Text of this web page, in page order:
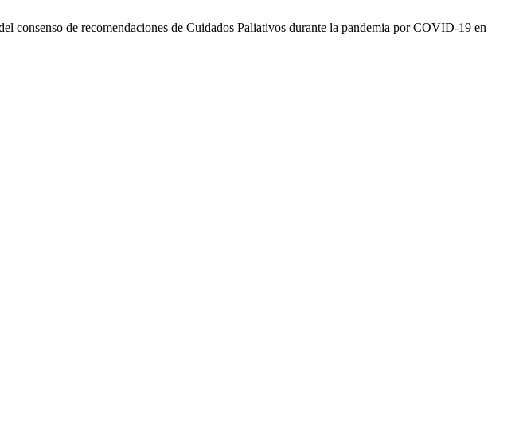
de recomendaciones de Cuidados Paliativos durante la pandemia por COVID-19 en